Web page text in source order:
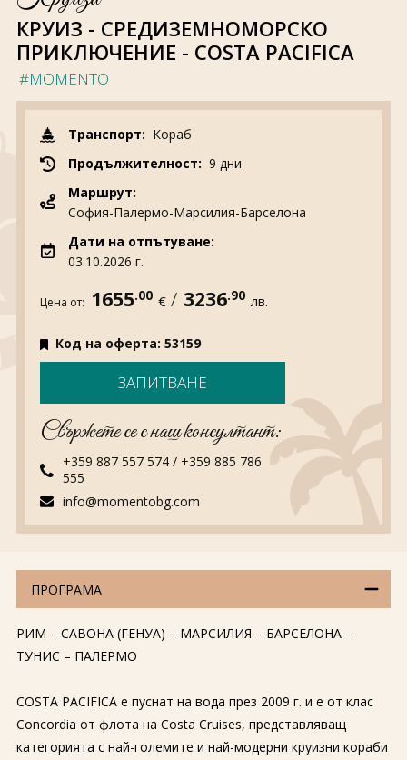
За нас
Документи
Магазин
Общи условия
Политика за
ЗАПИТВАНЕ
КРУИЗ - СРЕДИЗЕМНОМОРСКО
ПРИКЛЮЧЕНИЕ - COSTA PACIFICA
#MOMENTO
Транспорт: Кораб
Продължителност: 9 дни
Маршрут:
София-Палермо-Марсилия-Барселона
Дати на отпътуване:
03.10.2026 г.
Цена от: 1655.00 € / 3236.90 лв.
Код на оферта: 53159
ЗАПИТВАНЕ
Свържете се с наш консултант:
+359 887 557 574/ +359 885 786
555
info@momentobg.com
ПРОГРАМА
РИМ – САВОНА (ГЕНУА) – МАРСИЛИЯ – БАРСЕЛОНА –
ТУНИС – ПАЛЕРМО
COSTA PACIFICA е пуснат на вода през 2009 г. и е от клас
Concordia от флота на Costa Cruises, представляващ
категорията с най-големите и най-модерни круизни кораби